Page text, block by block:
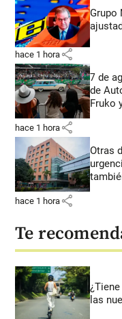
Grupo
hace 1 hora share
7 de
de
Fruko
hace 1 hora share
Otras
hace 1 hora share
Te
las